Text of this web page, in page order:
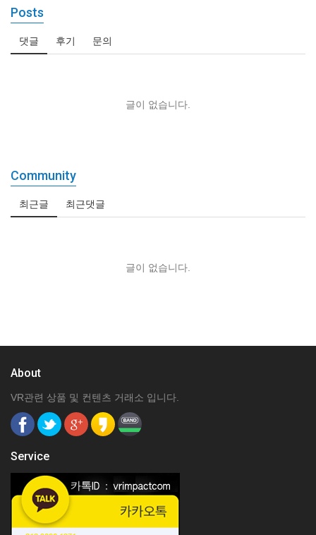
Posts
댓글 후기 문의
글이 없습니다.
Community
최근글 최근댓글
글이 없습니다.
About
VR관련 상품 및 컨텐츠 거래소 입니다.
Service